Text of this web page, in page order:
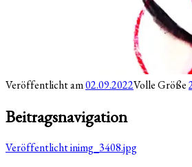
Veröffentlicht am02.09.2022Volle Größe
Beitragsnavigation
Veröffentlicht inimg_3408.jpg